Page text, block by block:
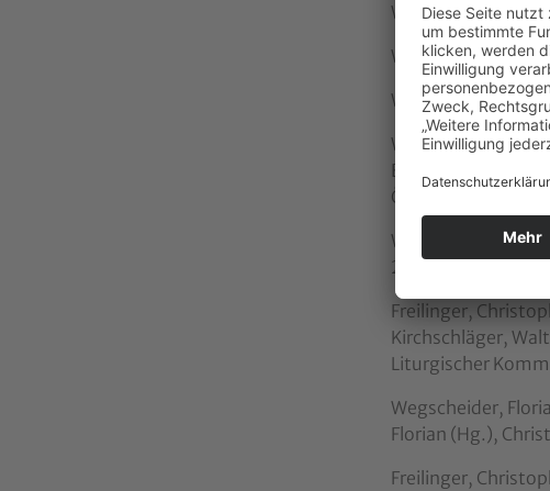
Wegscheider,
Wegscheider,
Wegscheider,
Wegscheider,
Bukovec, Predrag
Ökumene.
Wegscheider,
215–230.
Freilinger,
Kirchschläger,
Liturgischer
Wegscheider,
Florian (Hg.),
Freilinger,